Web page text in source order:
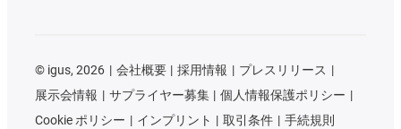
© igus, 2026 会社概要 採用情報
プレスリリース
展示会情報
サプライヤー募集
個人情報保護ポリシー
Cookie ポリシー
インプリント 取引条件 手続規則